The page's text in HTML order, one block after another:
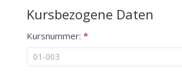
Anmeldung
1.
EK-
Kursbezogene Daten
Kursnummer: *